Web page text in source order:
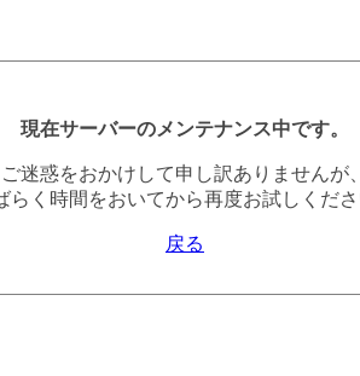
現在サーバーのメンテナンス中です。
ご迷惑をおかけして申し訳ありませんが、
らく時間をおいてから再度お試しくださ
戻る